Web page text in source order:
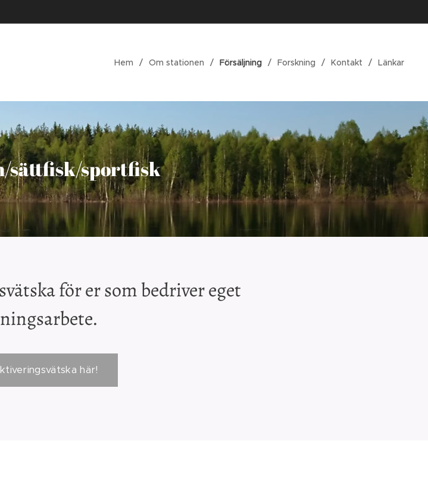
Hem Om stationen Försäljning Forskning Kontakt Länkar
sättfisk/sportfisk
för er som bedriver eget
här!